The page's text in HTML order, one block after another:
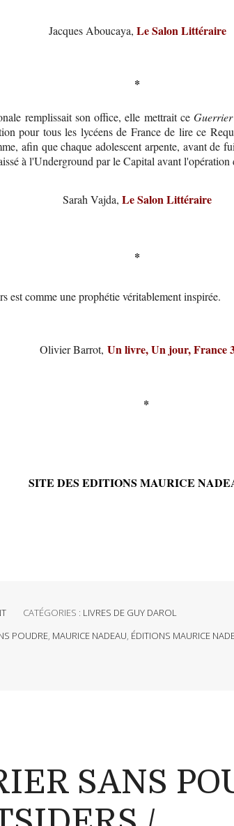
Jacques Aboucaya, Le Salon Littéraire
*
remplissait son office, elle mettrait ce
pour tous les lycéens de France de lire ce
afin que chaque adolescent arpente, avant de
à l'Underground par le Capital avant l'opération
Sarah Vajda, Le Salon Littéraire
*
est comme une prophétie véritablement inspirée.
Olivier Barrot, Un livre, Un jour, France
*
SITE DES EDITIONS MAURICE
CATÉGORIES : LIVRES DE GUY DAROL
POUDRE, MAURICE NADEAU, ÉDITIONS MAURICE
SANS